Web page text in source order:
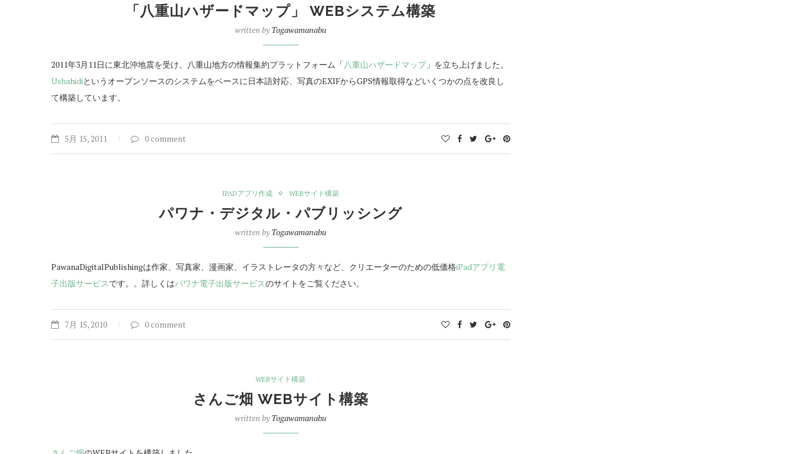
「八重山ハザードマップ」 WEBシステム構築
written byTogawamanabu
2011年3月11日に東北沖地震を受け、八重山地方の情報集約プラットフォーム「八重山ハザードマップ」を立ち上げました。
Ushahidiというオープンソースのシステムをベースに日本語対応、写真のEXIFからGPS情報取得などいくつかの点を改良し
て構築しています。
5月 15, 2011 0 comment
IPADアプリ作成 WEBサイト構築
パワナ・デジタル・パブリッシング
written byTogawamanabu
PawanaDigitalPublishingは作家、写真家、漫画家、イラストレータの方々など、クリエーターのための低価格iPadアプリ電
子出版サービスです。。詳しくはパワナ電子出版サービスのサイトをご覧ください。
7月 15, 2010 0 comment
WEBサイト構築
さんご畑 WEBサイト構築
written byTogawamanabu